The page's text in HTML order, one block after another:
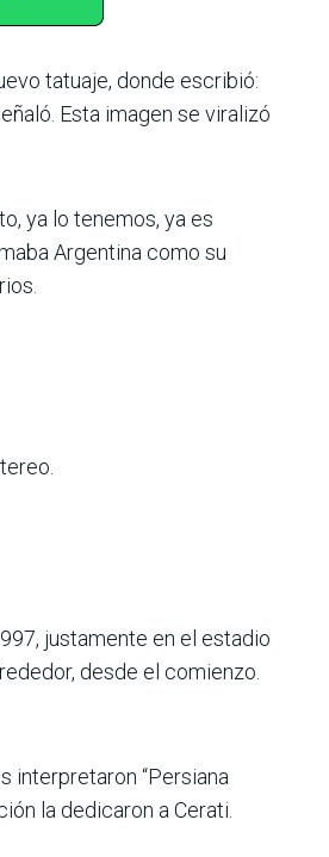
tatuaje, donde escribió:
Esta imagen se viralizó
ya lo tenemos, ya es
Argentina como su
justamente en el estadio
desde el comienzo.
interpretaron “Persiana
la dedicaron a Cerati.